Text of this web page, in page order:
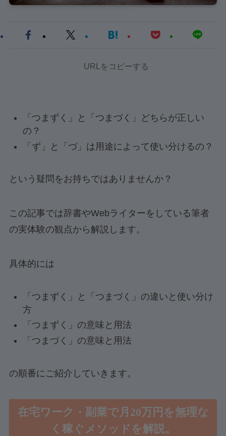
URLをコピーする
「つまずく」と「つまづく」どちらが正しい
の？
「ず」と「づ」は用途によって使い分けるの？
という疑問をお持ちではありませんか？
この記事では辞書やWebライターをしている筆者
の実体験の観点から解説します。
具体的には
「つまずく」と「つまづく」の違いと使い分け
方
「つまずく」の意味と用法
「つまづく」の意味と用法
の順番にご紹介していきます。
在宅ワーク・副業で月20万円を無理な
く稼ぐメソッド を解説。